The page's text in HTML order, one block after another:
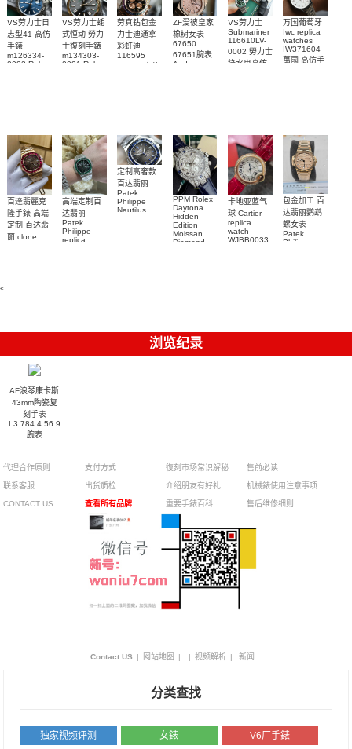
VS劳力士日
志型41 高仿
手錶
m126334-
0002 Rolex
VS劳力士蚝
式恒动 勞力
士復刻手錶
m134303-
0001 Rolex
劳真钻包金
力士迪通拿
彩虹迪
116595
ZF爱彼皇家
橡树女表
67650
67651腕表
Audemars
VS劳力士
Submariner
116610LV-
0002 勞力士
綠水鬼高仿
万国葡萄牙
Iwc replica
watches
IW371604
萬國 高仿手
百達翡麗克
隆手錶 高端
定制 百达翡
丽 clone
高端定制百
达翡丽
Patek
Philippe
replica
定制高奢款
百达翡丽
Patek
Philippe
Nautilus
PPM Rolex
Daytona
Hidden
Edition
Moissan
Diamond
卡地亚蓝气
球 Cartier
replica
watch
WJBB0033
包金加工 百
达翡丽鹦鹉
螺女表
Patek
Philippe
<
浏览纪录
AF浪琴康卡斯
43mm陶瓷复
刻手表
L3.784.4.56.9
腕表
代理合作原则
联系客服
CONTACT US
支付方式
出货质检
查看所有品牌
復刻市场常识解秘
介绍朋友有好礼
重要手錶百科
售前必读
机械錶使用注意事项
售后维修细则
Contact US | 网站地图 | | 视频解析 | 新闻
分类查找
独家视频评测 女錶 V6厂手錶